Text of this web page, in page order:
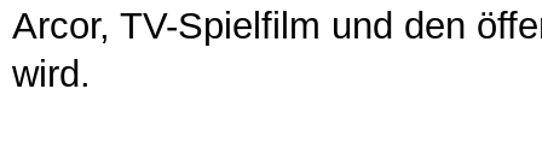
Arcor, TV-Spielfilm und den
wird.